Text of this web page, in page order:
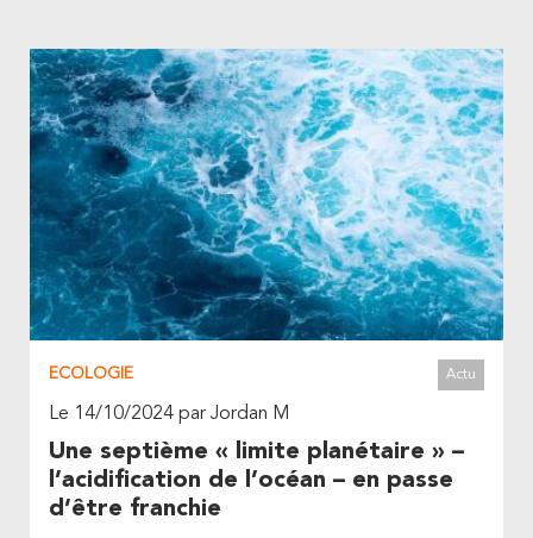
ECOLOGIE Actu
Le 14/10/2024 par Jordan M
Une septième « limite planétaire » –
l’acidification de l’océan – en passe
d’être franchie